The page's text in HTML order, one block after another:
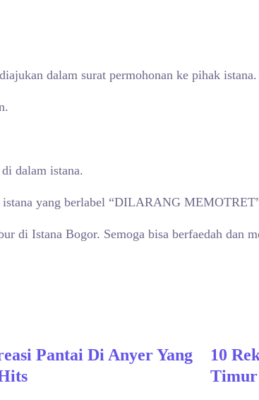
dalam surat permohonan ke pihak istana.
dalam istana.
yang berlabel “DILARANG
di Istana Bogor. Semoga bisa berfaedah dan
Pantai Di Anyer Yang
10
Timur